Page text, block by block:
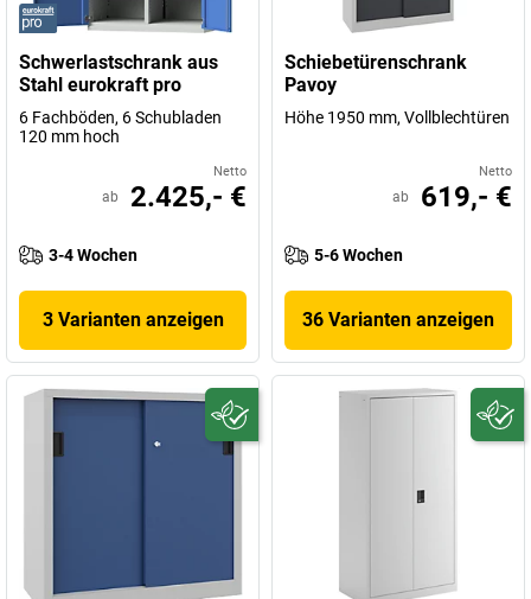
Schwerlastschrank aus
Stahl eurokraft pro
6 Fachböden, 6 Schubladen
120 mm hoch
Netto
ab 2.425,- €
3-4 Wochen
3 Varianten anzeigen
Schiebetürenschrank
Pavoy
Höhe 1950 mm, Vollblechtüren
Netto
ab 619,- €
5-6 Wochen
36 Varianten anzeigen